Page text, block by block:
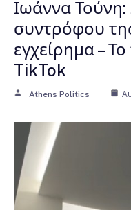
Ιωάννα
συντρόφου
εγχείρημα –
TikTok
Athens Politics